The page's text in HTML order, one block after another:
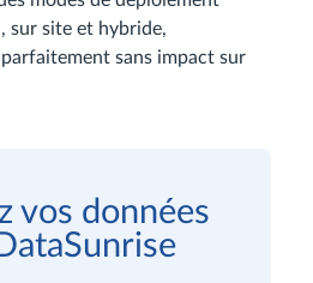
sur site et hybride,
parfaitement sans impact sur
vos données